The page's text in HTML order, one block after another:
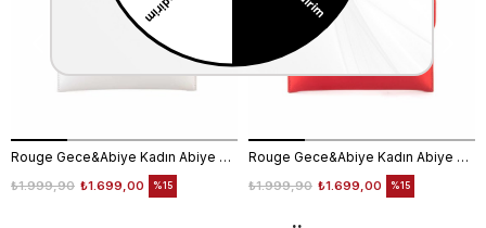
Rouge Gece&Abiye Kadın Abiye Çanta 401S
₺1.699,00
₺1.999,90 %15
Rouge Gece&Abiye Kadın Abiye Çanta 401S
₺1.699,00
₺1.999,90 %15